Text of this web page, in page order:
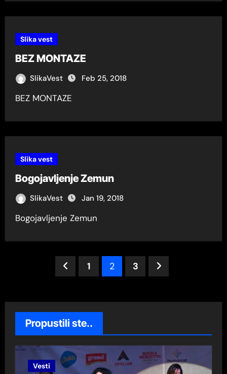
Slika vest
BEZ MONTAZE
SlikaVest Feb 25, 2018
BEZ MONTAZE
Slika vest
Bogojavljenje Zemun
SlikaVest Jan 19, 2018
Bogojavljenje Zemun
1 2 3
Propustili ste..
Vesti